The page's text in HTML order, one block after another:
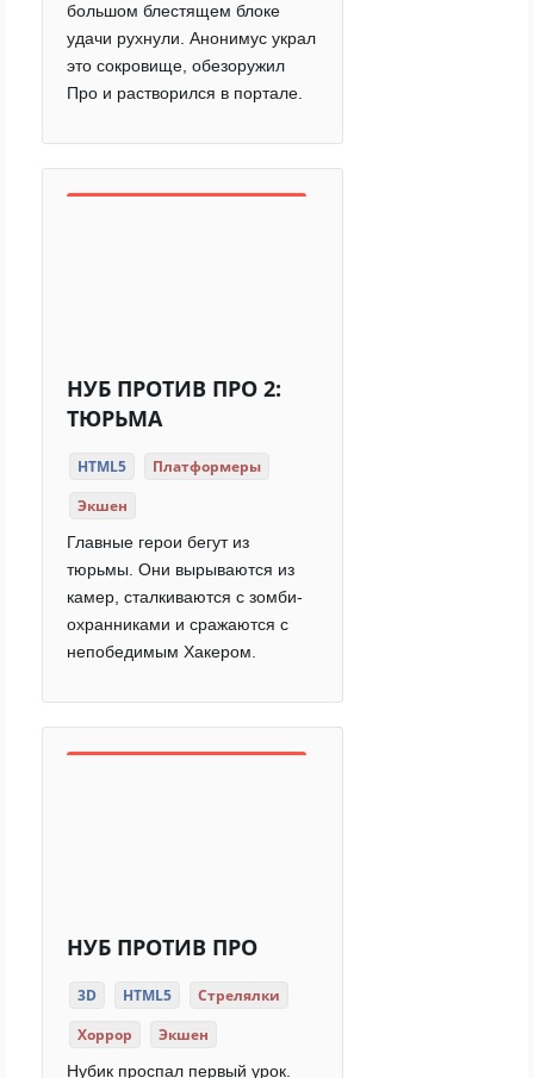
большом блестящем блоке
удачи рухнули. Анонимус украл
это сокровище, обезоружил
Про и растворился в портале.
НУБ ПРОТИВ ПРО 2:
ТЮРЬМА
HTML5
Платформеры
Экшен
Главные герои бегут из
тюрьмы. Они вырываются из
камер, сталкиваются с зомби-
охранниками и сражаются с
непобедимым Хакером.
НУБ ПРОТИВ ПРО
3D HTML5
Стрелялки
Хоррор
Экшен
Нубик проспал первый урок.